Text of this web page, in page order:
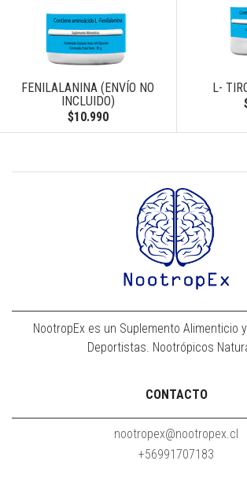
FENILALANINA (ENVÍO NO
INCLUIDO)
$10.990
L-
NootropEx es un Suplemento Alimenticio
Deportistas. Nootrópicos
CONTACTO
nootropex@nootropex.cl
+56991707183